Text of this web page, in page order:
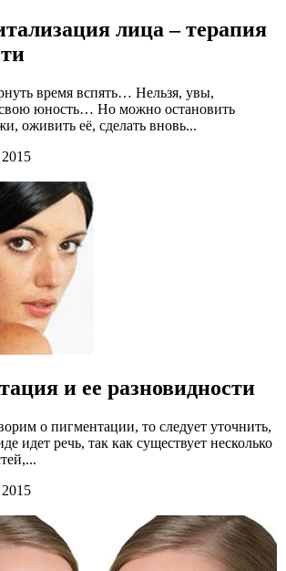
лица – терапия
время вспять… Нельзя, увы,
свою юность… Но можно остановить
оживить её, сделать вновь...
и ее разновидности
о пигментации, то следует уточнить,
идет речь, так как существует несколько